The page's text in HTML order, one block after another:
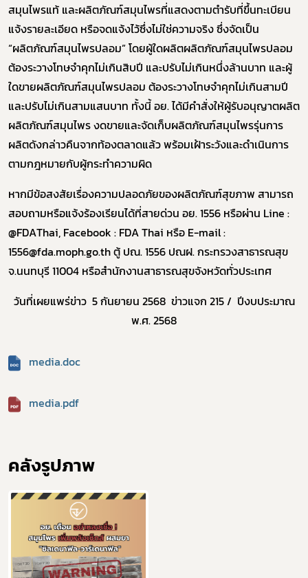
สมุนไพรแท้ และผลิตภัณฑ์สมุนไพรที่แสดงตามตำรับที่ขึ้นทะเบียน
แจ้งรายละเอียด หรือจดแจ้งไว้ซึ่งไม่ใช่ความจริง ซึ่งจัดเป็น
“ผลิตภัณฑ์สมุนไพรปลอม”โดยผู้ใดผลิตผลิตภัณฑ์สมุนไพรปลอม
ต้องระวางโทษจำคุกไม่เกินสิบปี และปรับไม่เกินหนึ่งล้านบาท และผู้
ใดขายผลิตภัณฑ์สมุนไพรปลอม ต้องระวางโทษจำคุกไม่เกินสามปี
และปรับไม่เกินสามแสนบาท ทั้งนี้ อย. ได้มีคำสั่งให้ผู้รับอนุญาตผลิต
ผลิตภัณฑ์สมุนไพร งดขายและจัดเก็บผลิตภัณฑ์สมุนไพรรุ่นการ
ผลิตดังกล่าวคืนจากท้องตลาดแล้ว พร้อมเฝ้าระวังและดำเนินการ
ตามกฎหมายกับผู้กระทำความผิด
หากมีข้อสงสัยเรื่องความปลอดภัยของผลิตภัณฑ์สุขภาพ สามารถ
สอบถามหรือแจ้งร้องเรียนได้ที่สายด่วน อย.1556 หรือผ่าน Line :
@FDAThai, Facebook : FDA Thai หรือ E-mail :
1556@fda.moph.go.thตู้ ปณ.1556 ปณฝ. กระทรวงสาธารณสุข
จ.นนทบุรี11004 หรือสำนักงานสาธารณสุขจังหวัดทั่วประเทศ
วันที่เผยแพร่ข่าว 5 กันยายน 2568 ข่าวแจก 215 / ปีงบประมาณ
พ.ศ. 2568
media.doc
media.pdf
คลังรูปภาพ
เลือกหัวข้อที่ท่านต้องการ Subscribe
โควิด